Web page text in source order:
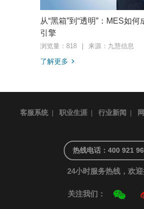
从“黑箱”到“透明”：MES如
引擎
浏览量：818 来源：九慧信息
了解更多
客服系统 | 职业生涯 | 行业新闻 |
热线电话：400 921
24小时服务热线，欢
关注我们：